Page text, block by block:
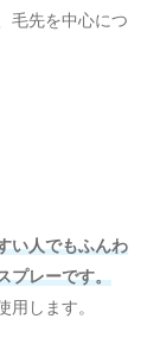
毛先を中心につ
い人でもふんわ
プレーです。
します。